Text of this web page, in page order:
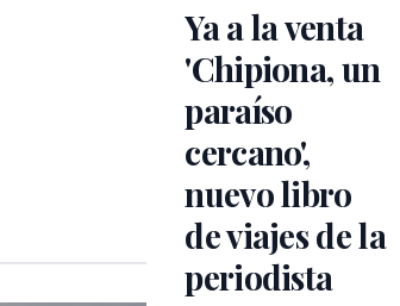
Ya a la venta
'Chipiona, un
paraíso
cercano',
nuevo libro
de viajes de la
periodista